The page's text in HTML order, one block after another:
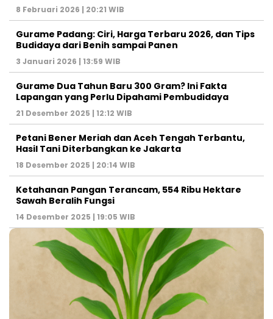
8 Februari 2026 | 20:21 WIB
Gurame Padang: Ciri, Harga Terbaru 2026, dan Tips
Budidaya dari Benih sampai Panen
3 Januari 2026 | 13:59 WIB
Gurame Dua Tahun Baru 300 Gram? Ini Fakta
Lapangan yang Perlu Dipahami Pembudidaya
21 Desember 2025 | 12:12 WIB
Petani Bener Meriah dan Aceh Tengah Terbantu,
Hasil Tani Diterbangkan ke Jakarta
18 Desember 2025 | 20:14 WIB
Ketahanan Pangan Terancam, 554 Ribu Hektare
Sawah Beralih Fungsi
14 Desember 2025 | 19:05 WIB